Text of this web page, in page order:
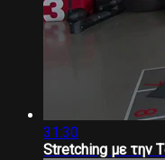
31:30
Stretching με την